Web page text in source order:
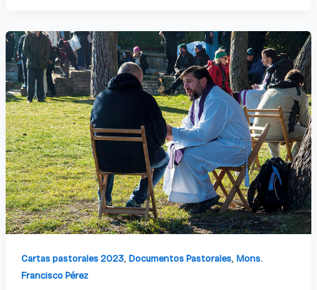
Cartas pastorales 2023, Documentos Pastorales, Mons.
Francisco Pérez